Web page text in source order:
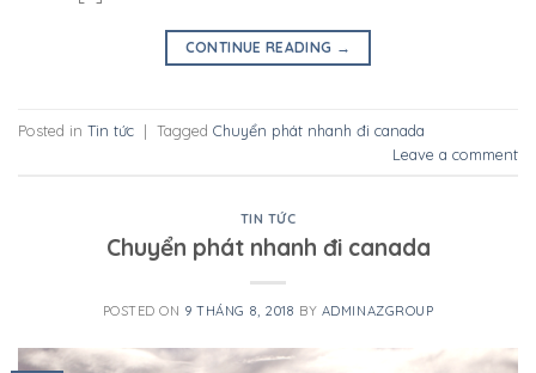
CONTINUE READING →
Posted in Tin tức | Tagged Chuyển phát nhanh đi canada
Leave a comment
TIN TỨC
Chuyển phát nhanh đi canada
POSTED ON 9 THÁNG 8, 2018 BY ADMINAZGROUP